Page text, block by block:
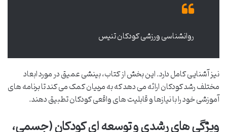
روانشناسی ورزشی کودکان تنیس
نیز آشنایی کامل دارد. این بخش از کتاب، بینشی عمیق در مورد ابعاد
مختلف رشد کودکان ارائه می دهد که به مربیان کمک می کند تا برنامه های
آموزشی خود را با نیازها و قابلیت های واقعی کودکان تطبیق دهند.
ویژگی های رشدی و توسعه ای کودکان (جسمی،